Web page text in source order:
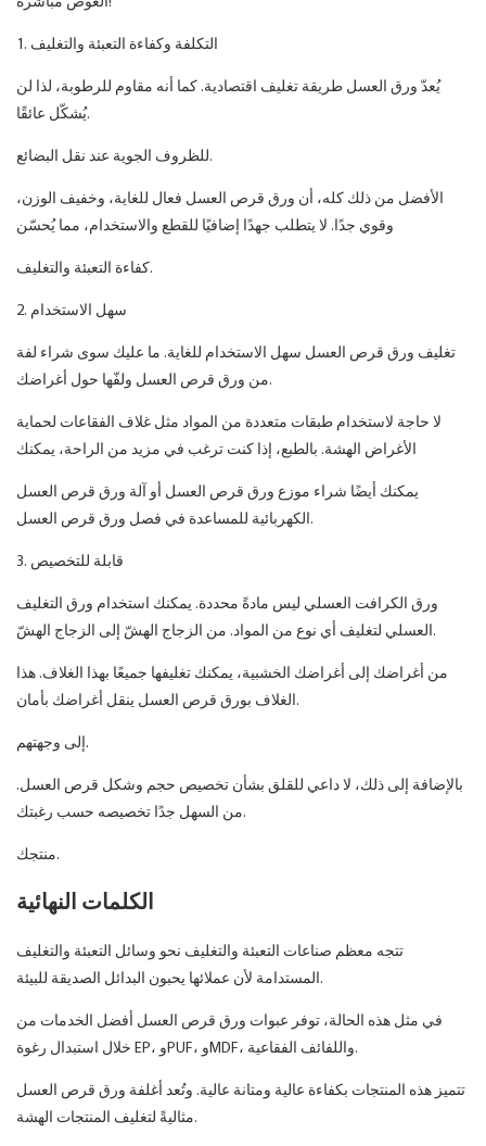
1. التكلفة وكفاءة التعبئة والتغليف
يُعدّ ورق العسل طريقة تغليف اقتصادية. كما أنه مقاوم للرطوبة، لذا لن
يُشكّل عائقًا.
للظروف الجوية عند نقل البضائع.
الأفضل من ذلك كله، أن ورق قرص العسل فعال للغاية، وخفيف الوزن،
وقوي جدًا. لا يتطلب جهدًا إضافيًا للقطع والاستخدام، مما يُحسّن
كفاءة التعبئة والتغليف.
2. سهل الاستخدام
تغليف ورق قرص العسل سهل الاستخدام للغاية. ما عليك سوى شراء لفة
من ورق قرص العسل ولفّها حول أغراضك.
لا حاجة لاستخدام طبقات متعددة من المواد مثل غلاف الفقاعات لحماية
الأغراض الهشة. بالطبع، إذا كنت ترغب في مزيد من الراحة، يمكنك
يمكنك أيضًا شراء موزع ورق قرص العسل أو آلة ورق قرص العسل
الكهربائية للمساعدة في فصل ورق قرص العسل.
3. قابلة للتخصيص
ورق الكرافت العسلي ليس مادةً محددة. يمكنك استخدام ورق التغليف
العسلي لتغليف أي نوع من المواد. من الزجاج الهشّ إلى الزجاج الهشّ.
من أغراضك إلى أغراضك الخشبية، يمكنك تغليفها جميعًا بهذا الغلاف. هذا
الغلاف بورق قرص العسل ينقل أغراضك بأمان.
إلى وجهتهم.
بالإضافة إلى ذلك، لا داعي للقلق بشأن تخصيص حجم وشكل قرص العسل.
من السهل جدًا تخصيصه حسب رغبتك.
منتجك.
الكلمات النهائية
تتجه معظم صناعات التعبئة والتغليف نحو وسائل التعبئة والتغليف
المستدامة لأن عملائها يحبون البدائل الصديقة للبيئة.
في مثل هذه الحالة، توفر عبوات ورق قرص العسل أفضل الخدمات من
خلال استبدال رغوة EP، وPUF، وMDF، واللفائف الفقاعية.
تتميز هذه المنتجات بكفاءة عالية ومتانة عالية. وتُعد أغلفة ورق قرص العسل
مثاليةً لتغليف المنتجات الهشة.